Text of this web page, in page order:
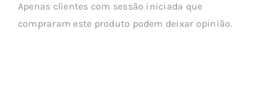
Apenas clientes com sessão iniciada que
compraram este produto podem deixar opinião.